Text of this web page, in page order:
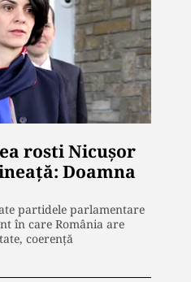
rosti Nicușor
Doamna
partidele parlamentare
în care România are
coerență